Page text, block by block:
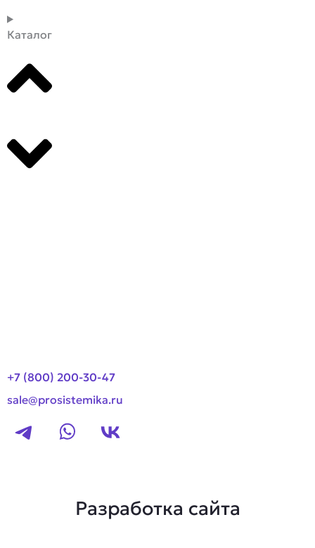
Каталог
+7 (800) 200-30-47
sale@prosistemika.ru
Разработка сайта